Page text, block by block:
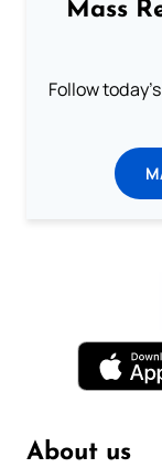
Mass
Follow
About us